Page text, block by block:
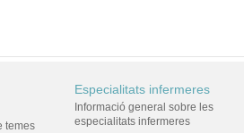
temes
Especialitats infermeres
Informació general sobre les
especialitats infermeres